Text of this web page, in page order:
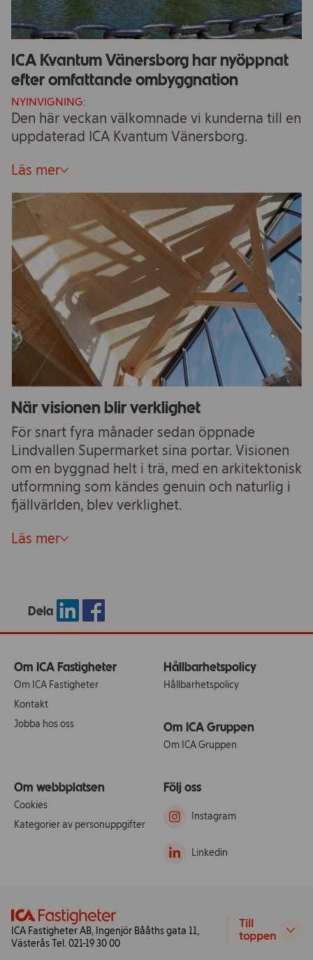
ICA Kvantum Vänersborg har nyöppnat
efter omfattande ombyggnation
NYINVIGNING:
Den här veckan välkomnade vi kunderna till en
uppdaterad ICA Kvantum Vänersborg.
Läs mer
När visionen blir verklighet
För snart fyra månader sedan öppnade
Lindvallen Supermarket sina portar. Visionen
om en byggnad helt i trä, med en arkitektonisk
utformning som kändes genuin och naturlig i
fjällvärlden, blev verklighet.
Läs mer
Dela
Om ICA Fastigheter
Om ICA Fastigheter
Kontakt
Jobba hos oss
Hållbarhetspolicy
Hållbarhetspolicy
Om ICA Gruppen
Om ICA Gruppen
Om webbplatsen
Cookies
Kategorier av personuppgifter
Följ oss
Instagram
Linkedin
ICA Fastigheter AB, Ingenjör Bååths gata 11,
Västerås Tel. 021-19 30 00
Till
toppen